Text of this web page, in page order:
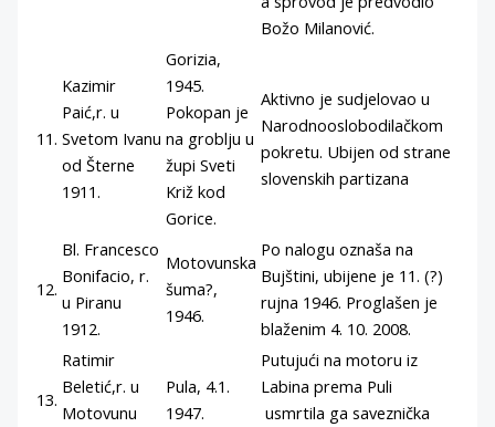
Božo Milanović.
11.
Kazimir
Paić,r. u
Svetom Ivanu
od Šterne
1911.
Gorizia,
1945.
Pokopan je
na groblju u
župi Sveti
Križ kod
Gorice.
Aktivno je sudjelovao u
Narodnooslobodilačkom
pokretu. Ubijen od strane
slovenskih partizana
12.
Bl. Francesco
Bonifacio, r.
u Piranu
1912.
Motovunska
šuma?,
1946.
Po nalogu oznaša na
Bujštini, ubijene je 11. (?)
rujna 1946. Proglašen je
blaženim 4. 10. 2008.
13.
Ratimir
Beletić,r. u
Motovunu
Pula, 4.1.
1947.
Putujući na motoru iz
Labina prema Puli
usmrtila ga saveznička